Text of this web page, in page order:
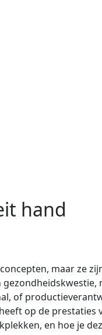
hand
maar ze
of
op de
en hoe je